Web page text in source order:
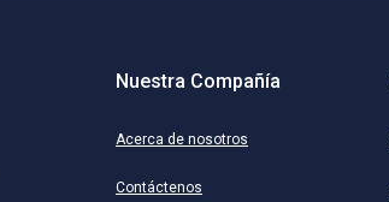
Nuestra Compañía
Acerca de nosotros
Contáctenos